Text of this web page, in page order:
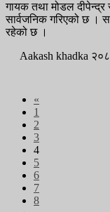
गायक तथा मोडल दीपेन्द्र
सार्वजनिक गरिएको छ ।
रहेको छ ।
Aakash khadka
«
1
2
3
4
5
6
7
8